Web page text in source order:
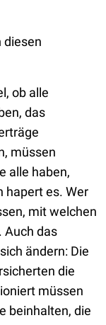
diesen
ob alle
das
müssen
alle haben,
hapert es. Wer
mit welchen
Auch das
ändern: Die
die
müssen
beinhalten, die